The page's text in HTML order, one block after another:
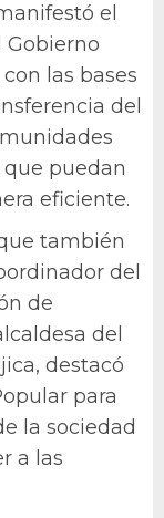
el
las bases
del
puedan
eficiente.
también
del
de
del
destacó
para
la sociedad
a las